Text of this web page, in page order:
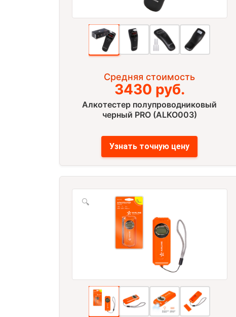
Средняя стоимость
3430 руб.
Алкотестер полупроводниковый
черный PRO (ALKO003)
Узнать точную цену
🔍